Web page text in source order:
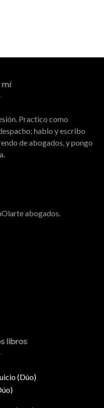
mí
Practico como
hablo y escribo
de abogados, y pongo
abogados.
libros